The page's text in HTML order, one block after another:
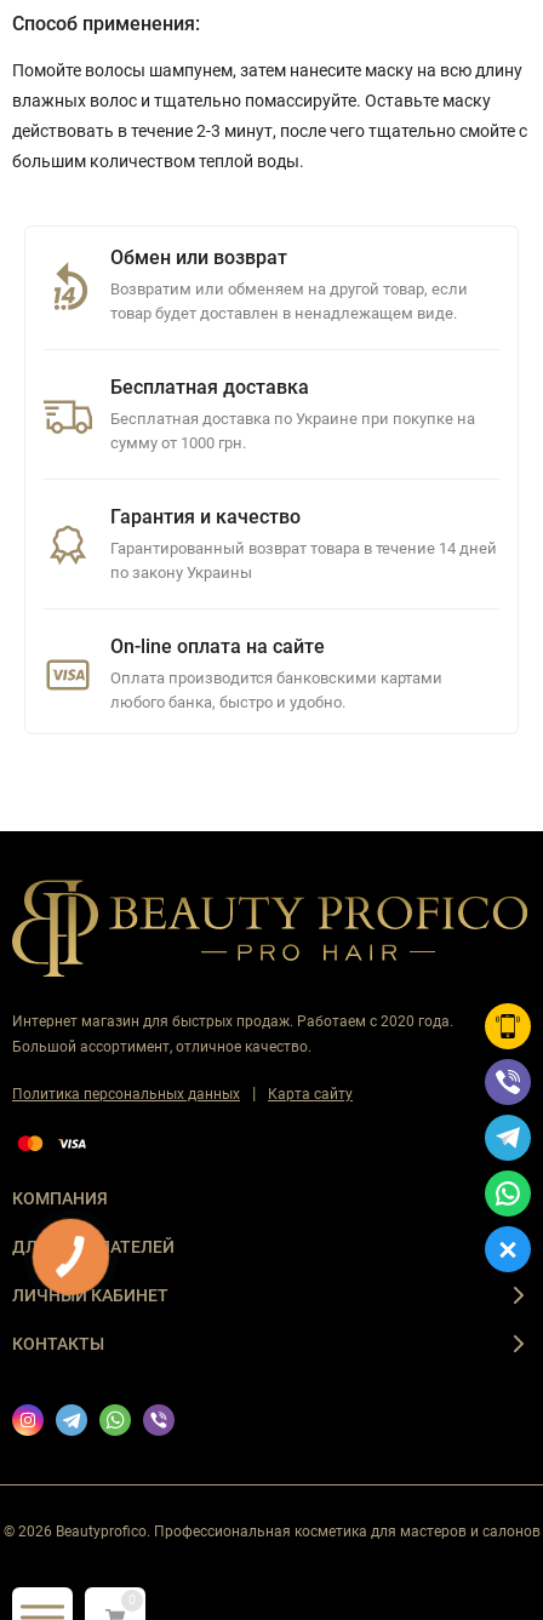
Способ применения:
Помойте волосы шампунем, затем нанесите маску на всю длину
влажных волос и тщательно помассируйте. Оставьте маску
действовать в течение 2-3 минут, после чего тщательно смойте с
большим количеством теплой воды.
Обмен или возврат
Возвратим или обменяем на другой товар, если
товар будет доставлен в ненадлежащем виде.
Бесплатная доставка
Бесплатная доставка по Украине при покупке на
сумму от 1000 грн.
Гарантия и качество
Гарантированный возврат товара в течение 14 дней
по закону Украины
On-line оплата на сайте
Оплата производится банковскими картами
любого банка, быстро и удобно.
Интернет магазин для быстрых продаж. Работаем с 2020 года.
Большой ассортимент, отличное качество.
Политика персональных данных | Карта сайту
КОМПАНИЯ
ДЛЯ ПОКУПАТЕЛЕЙ
ЛИЧНЫЙ КАБИНЕТ
КОНТАКТЫ
© 2026 Beautyprofico. Профессиональная косметика для мастеров и салонов
0